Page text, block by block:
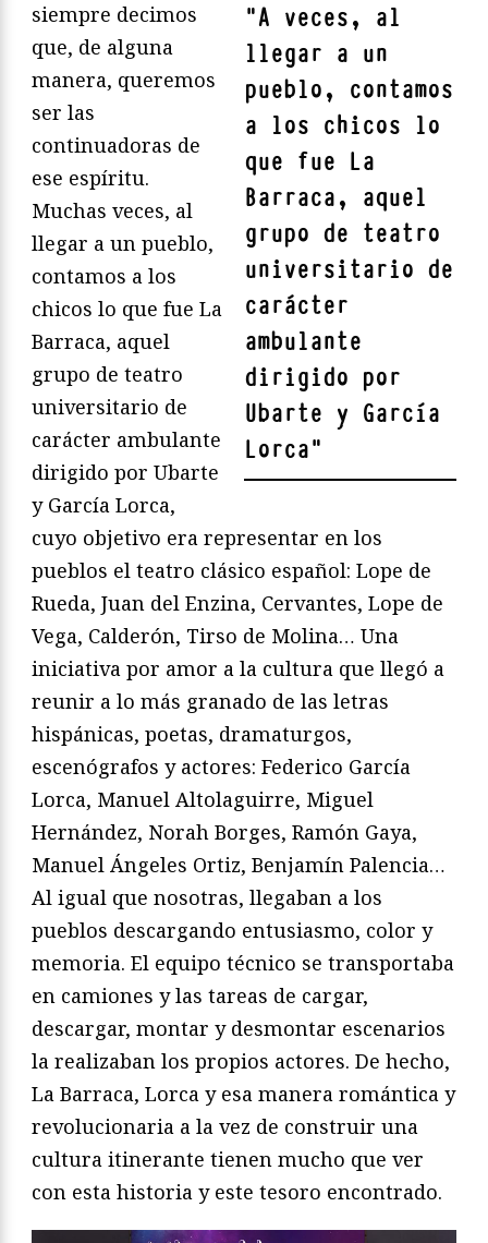
"A veces, al
llegar a un
pueblo, contamos
a los chicos lo
que fue La
Barraca, aquel
grupo de teatro
universitario de
carácter
ambulante
dirigido por
Ubarte y García
Lorca"
siempre decimos
que, de alguna
manera, queremos
ser las
continuadoras de
ese espíritu.
Muchas veces, al
llegar a un pueblo,
contamos a los
chicos lo que fue La
Barraca, aquel
grupo de teatro
universitario de
carácter ambulante
dirigido por Ubarte
y García Lorca,
cuyo objetivo era representar en los
pueblos el teatro clásico español: Lope de
Rueda, Juan del Enzina, Cervantes, Lope de
Vega, Calderón, Tirso de Molina… Una
iniciativa por amor a la cultura que llegó a
reunir a lo más granado de las letras
hispánicas, poetas, dramaturgos,
escenógrafos y actores: Federico García
Lorca, Manuel Altolaguirre, Miguel
Hernández, Norah Borges, Ramón Gaya,
Manuel Ángeles Ortiz, Benjamín Palencia…
Al igual que nosotras, llegaban a los
pueblos descargando entusiasmo, color y
memoria. El equipo técnico se transportaba
en camiones y las tareas de cargar,
descargar, montar y desmontar escenarios
la realizaban los propios actores. De hecho,
La Barraca, Lorca y esa manera romántica y
revolucionaria a la vez de construir una
cultura itinerante tienen mucho que ver
con esta historia y este tesoro encontrado.